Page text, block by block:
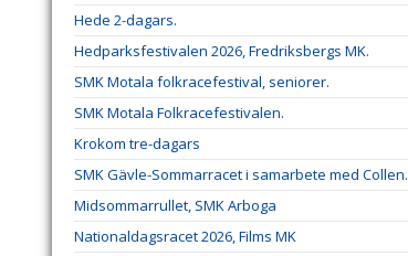
Hede 2-dagars.
Hedparksfestivalen 2026, Fredriksbergs MK.
SMK Motala folkracefestival, seniorer.
SMK Motala Folkracefestivalen.
Krokom tre-dagars
SMK Gävle-Sommarracet i samarbete med Collen.
Midsommarrullet, SMK Arboga
Nationaldagsracet 2026, Films MK